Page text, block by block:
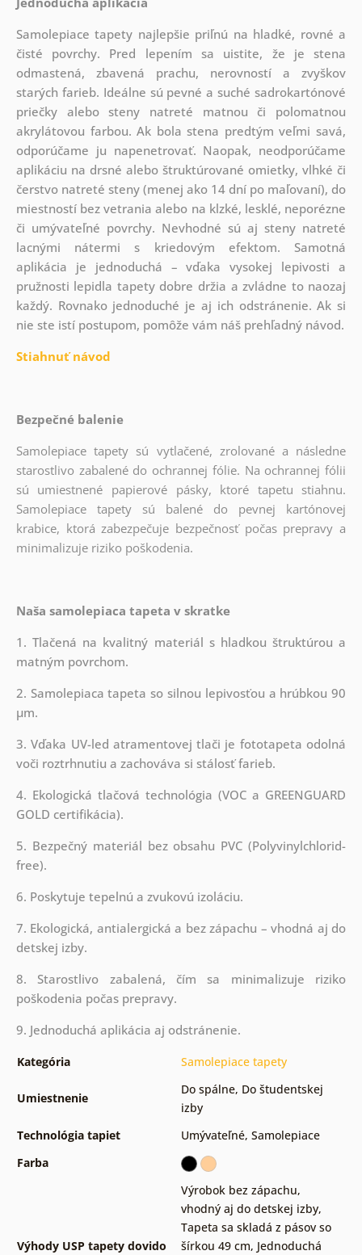
Samolepiace tapety najlepšie priľnú na hladké, rovné a
čisté povrchy. Pred lepením sa uistite, že je stena
odmastená, zbavená prachu, nerovností a zvyškov
starých farieb. Ideálne sú pevné a suché sadrokartónové
priečky alebo steny natreté matnou či polomatnou
akrylátovou farbou. Ak bola stena predtým veľmi savá,
odporúčame ju napenetrovať. Naopak, neodporúčame
aplikáciu na drsné alebo štruktúrované omietky, vlhké či
čerstvo natreté steny (menej ako 14 dní po maľovaní), do
miestností bez vetrania alebo na klzké, lesklé, neporézne
či umývateľné povrchy. Nevhodné sú aj steny natreté
lacnými nátermi s kriedovým efektom. Samotná
aplikácia je jednoduchá – vďaka vysokej lepivosti a
pružnosti lepidla tapety dobre držia a zvládne to naozaj
každý. Rovnako jednoduché je aj ich odstránenie. Ak si
nie ste istí postupom, pomôže vám náš prehľadný návod.
Stiahnuť návod
Bezpečné balenie
Samolepiace tapety sú vytlačené, zrolované a následne
starostlivo zabalené do ochrannej fólie. Na ochrannej fólii
sú umiestnené papierové pásky, ktoré tapetu stiahnu.
Samolepiace tapety sú balené do pevnej kartónovej
krabice, ktorá zabezpečuje bezpečnosť počas prepravy a
minimalizuje riziko poškodenia.
Naša samolepiaca tapeta v skratke
1. Tlačená na kvalitný materiál s hladkou štruktúrou a
matným povrchom.
2. Samolepiaca tapeta so silnou lepivosťou a hrúbkou 90
µm.
3. Vďaka UV-led atramentovej tlači je fototapeta odolná
voči roztrhnutiu a zachováva si stálosť farieb.
4. Ekologická tlačová technológia (VOC a GREENGUARD
GOLD certifikácia).
5. Bezpečný materiál bez obsahu PVC (Polyvinylchlorid-
free).
6. Poskytuje tepelnú a zvukovú izoláciu.
7. Ekologická, antialergická a bez zápachu – vhodná aj do
detskej izby.
8. Starostlivo zabalená, čím sa minimalizuje riziko
poškodenia počas prepravy.
9. Jednoduchá aplikácia aj odstránenie.
Kategória Samolepiace tapety
Umiestnenie
Do spálne, Do študentskej
izby
Technológia tapiet
Umývateľné, Samolepiace
Farba
Výhody USP tapety dovido
Výrobok bez zápachu,
vhodný aj do detskej izby,
Tapeta sa skladá z pásov so
šírkou 49 cm, Jednoduchá